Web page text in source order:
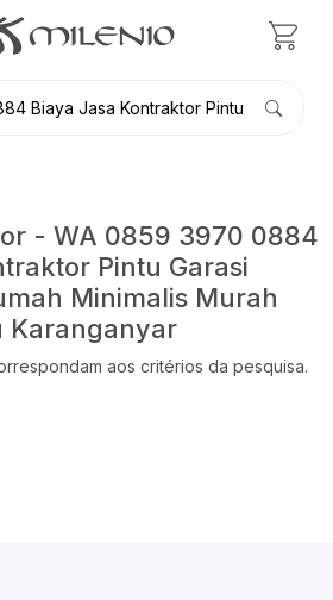
- WA 0859 3970 0884
Pintu Garasi
Minimalis Murah
Karanganyar
aos critérios da pesquisa.